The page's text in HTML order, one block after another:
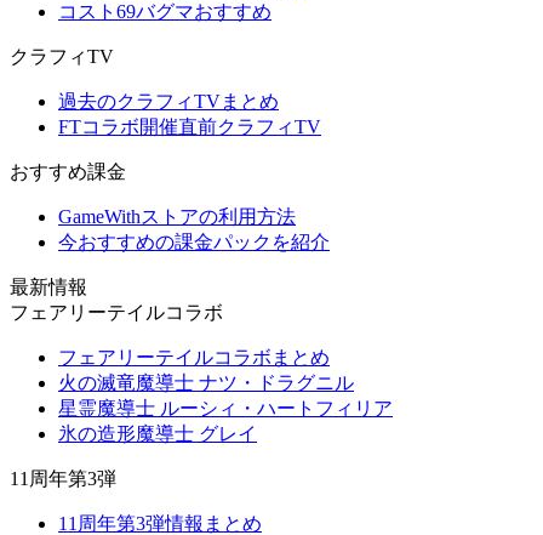
コスト69バグマおすすめ
クラフィTV
過去のクラフィTVまとめ
FTコラボ開催直前クラフィTV
おすすめ課金
GameWithストアの利用方法
今おすすめの課金パックを紹介
最新情報
フェアリーテイルコラボ
フェアリーテイルコラボまとめ
火の滅竜魔導士 ナツ・ドラグニル
星霊魔導士 ルーシィ・ハートフィリア
氷の造形魔導士 グレイ
11周年第3弾
11周年第3弾情報まとめ